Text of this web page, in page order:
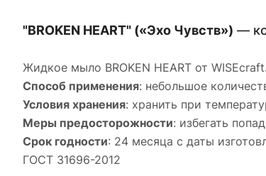
"BROKEN HEART" («Эхо Чувств») —
Жидкое мыло BROKEN HEART от
Способ применения: небольшое
Условия хранения: хранить при
Меры предосторожности: избегать
Срок годности: 24 месяца с даты
ГОСТ 31696-2012